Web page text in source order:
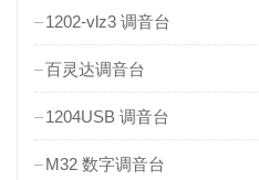
1202-vlz3 调音台
百灵达调音台
1204USB 调音台
M32 数字调音台